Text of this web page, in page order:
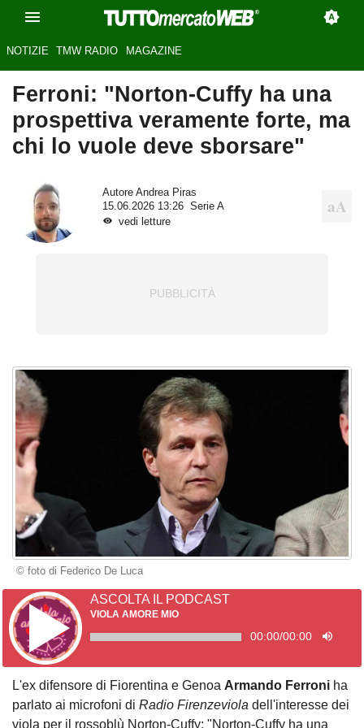
NOTIZIE TMW RADIO MAGAZINE
Ferroni: "Norton-Cuffy ha una
prospettiva veramente forte, ma
chi lo vuole deve sborsare"
Autore Andrea Piras
15.06.2026 13:26
Serie A
vedi letture
© foto di Federico De Luca
ASCOLTA IL PODCAST
VIOLA AMORE MIO
00:00/00:00
L'ex difensore di Fiorentina e Genoa Armando Ferroni ha
parlato ai microfoni di Radio Firenzeviola dell'interesse dei
viola per il rossoblù Norton-Cuffy: "Norton-Cuffy ha una